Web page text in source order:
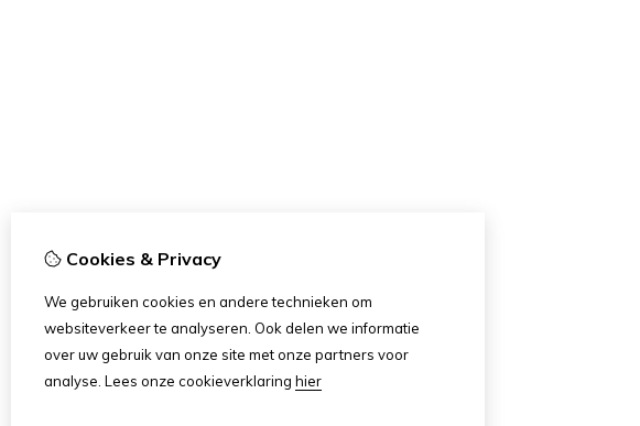
Cookies & Privacy
We gebruiken cookies en andere technieken om
websiteverkeer te analyseren. Ook delen we informatie
over uw gebruik van onze site met onze partners voor
analyse. Lees onze cookieverklaring hier